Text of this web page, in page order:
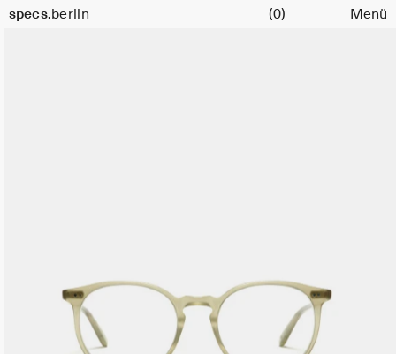
specs.berlin
Warenkorb (0) Menü
Größe
51